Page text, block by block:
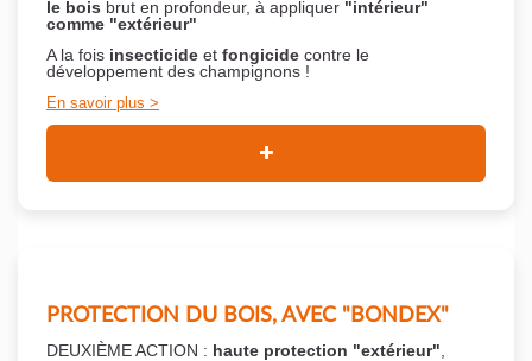
le bois brut en profondeur, à appliquer "intérieur"
comme "extérieur"
A la fois insecticide et fongicide contre le
développement des champignons !
En savoir plus
PROTECTION DU BOIS, AVEC "BONDEX"
DEUXIÈME ACTION : haute protection "extérieur"